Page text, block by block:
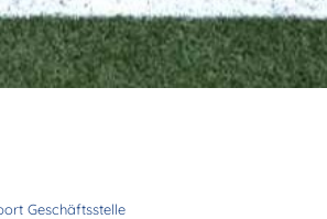
Geschäftsstelle